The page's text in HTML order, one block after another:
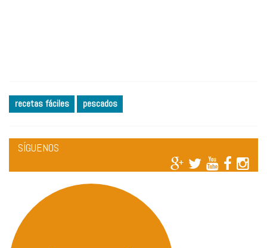
recetas fáciles pescados
SÍGUENOS